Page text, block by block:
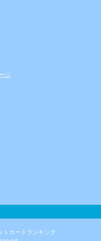
ジ
トカードランキング